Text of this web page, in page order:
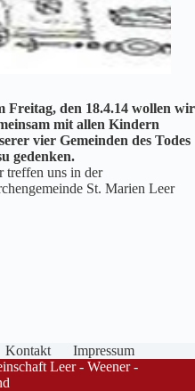
Freitag, den 18.4.14 wollen wir
mit allen Kindern
vier Gemeinden des Todes
gedenken.
treffen uns in der
St. Marien Leer
Kontakt
Impressum
Leer - Weener -